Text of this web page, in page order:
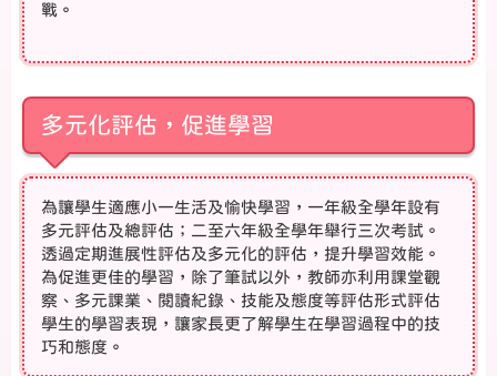
戰。
多元化評估，促進學習
為讓學生適應小一生活及愉快學習，一年級全學年設有
多元評估及總評估；二至六年級全學年舉行三次考試。
透過定期進展性評估及多元化的評估，提升學習效能。
為促進更佳的學習，除了筆試以外，教師亦利用課堂觀
察、多元課業、閱讀紀錄、技能及態度等評估形式評估
學生的學習表現，讓家長更了解學生在學習過程中的技
巧和態度。